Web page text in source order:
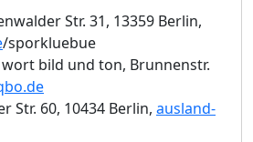
Str. 31, 13359 Berlin,
/sporkluebue
bild und ton, Brunnenstr.
Str. 60, 10434 Berlin, ausland-